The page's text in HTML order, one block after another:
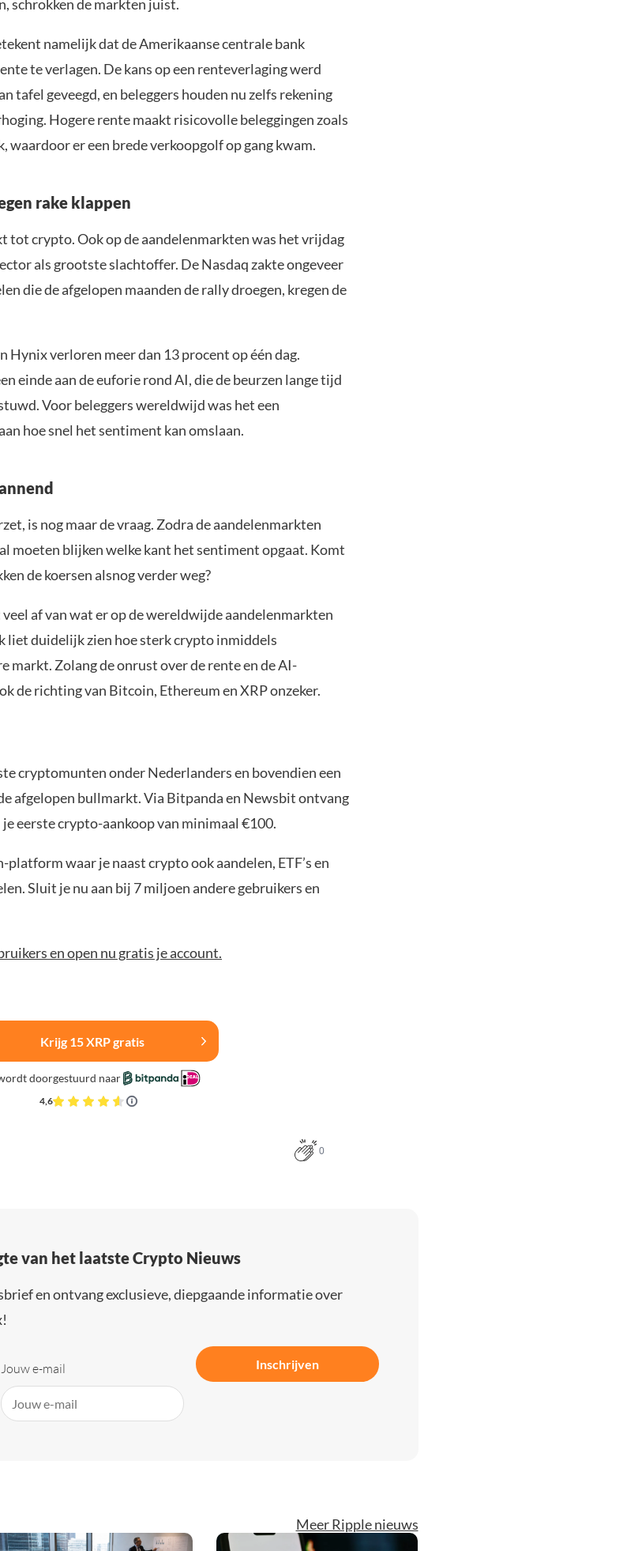
schrokken de markten juist.
namelijk dat de Amerikaanse centrale bank
te verlagen. De kans op een renteverlaging werd
tafel geveegd, en beleggers houden nu zelfs rekening
Hogere rente maakt risicovolle beleggingen zoals
er een brede verkoopgolf op gang kwam.
rake klappen
tot crypto. Ook op de aandelenmarkten was het vrijdag
als grootste slachtoffer. De Nasdaq zakte ongeveer
die de afgelopen maanden de rally droegen, kregen de
Hynix verloren meer dan 13 procent op één dag.
einde aan de euforie rond AI, die de beurzen lange tijd
Voor beleggers wereldwijd was het een
hoe snel het sentiment kan omslaan.
is nog maar de vraag. Zodra de aandelenmarkten
moeten blijken welke kant het sentiment opgaat. Komt
de koersen alsnog verder weg?
af van wat er op de wereldwijde aandelenmarkten
liet duidelijk zien hoe sterk crypto inmiddels
markt. Zolang de onrust over de rente en de AI-
de richting van Bitcoin, Ethereum en XRP onzeker.
cryptomunten onder Nederlanders en bovendien een
afgelopen bullmarkt. Via Bitpanda en Newsbit ontvang
eerste crypto-aankoop van minimaal €100.
waar je naast crypto ook aandelen, ETF’s en
Sluit je nu aan bij 7 miljoen andere gebruikers en
en open nu gratis je account.
Krijg 15 XRP gratis
doorgestuurd naar
4,6
0
van het laatste Crypto Nieuws
en ontvang exclusieve, diepgaande informatie over
Jouw e-mail Inschrijven
Meer Ripple nieuws